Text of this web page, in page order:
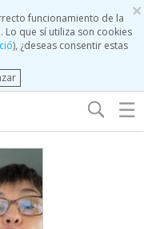
×
funcionamiento de la
que sí utiliza son cookies
), ¿deseas consentir estas
☰